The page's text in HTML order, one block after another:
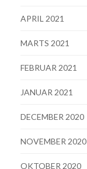
APRIL 2021
MARTS 2021
FEBRUAR 2021
JANUAR 2021
DECEMBER 2020
NOVEMBER 2020
OKTOBER 2020